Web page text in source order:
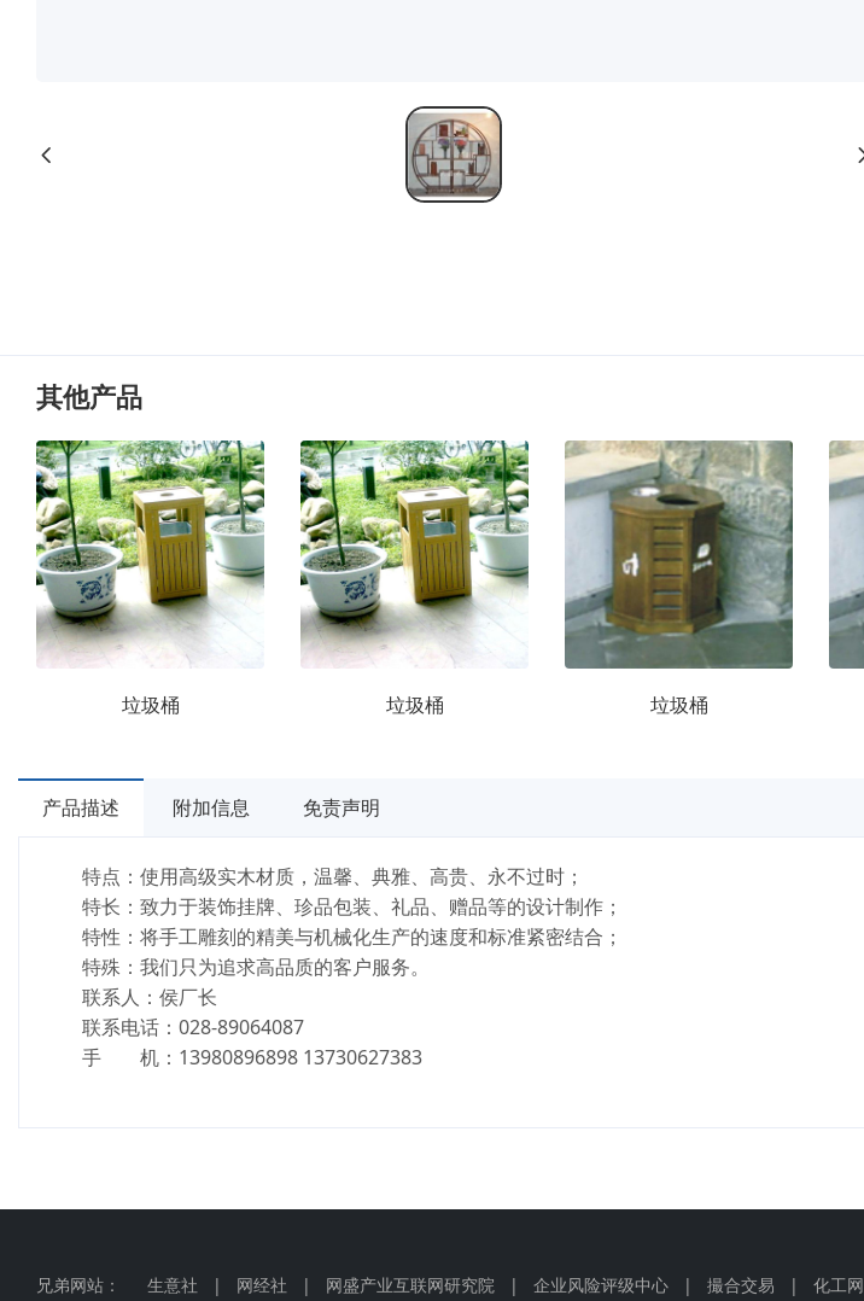
其他产品
垃圾桶 垃圾桶 垃圾桶
产品描述 附加信息 免责声明
特点：使用高级实木材质，温馨、典雅、高贵、永不过时；
特长：致力于装饰挂牌、珍品包装、礼品、赠品等的设计制作；
特性：将手工雕刻的精美与机械化生产的速度和标准紧密结合；
特殊：我们只为追求高品质的客户服务。
联系人：侯厂长
联系电话：028-89064087
手 机：13980896898 13730627383
兄弟网站： 生意社 | 网经社 | 网盛产业互联网研究院 | 企业风险评级中心 | 撮合交易 | 化工网